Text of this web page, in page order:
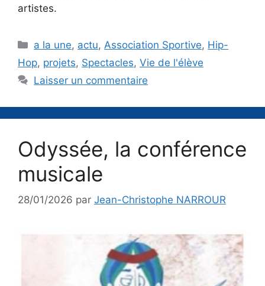
artistes.
Catégories
a la une, actu, Association Sportive, Hip-
Hop, projets, Spectacles, Vie de l'élève
Laisser un commentaire
Odyssée, la conférence
musicale
28/01/2026 par Jean-Christophe NARROUR